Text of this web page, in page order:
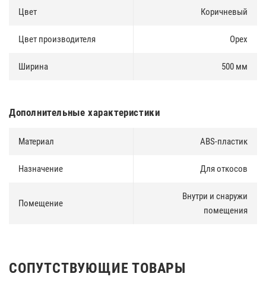
точную стыковку вертикальных и горизонтальных наличников;
Защелка
– для легкой и быстрой сборки конструкции,
сокращение сроков монтажа. Рразмеры защелки позволяют
Цвет Коричневый
Цвет производителя Орех
Ширина 500 мм
Дополнительные характеристики
Материал ABS-пластик
Назначение Для откосов
Помещение
Внутри и снаружи
помещения
СОПУТСТВУЮЩИЕ ТОВАРЫ